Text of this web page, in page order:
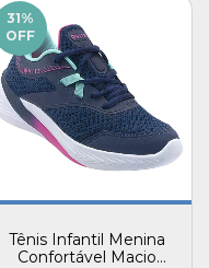
31%
OFF
Tênis Infantil Menina
Confortável Macio